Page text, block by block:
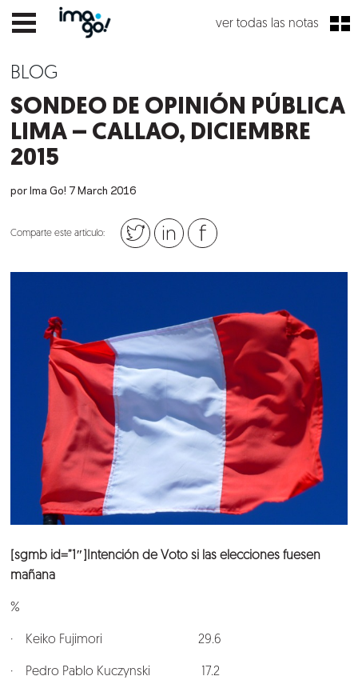
ver todas las notas
BLOG
SONDEO DE OPINIÓN PÚBLICA
LIMA – CALLAO, DICIEMBRE
2015
por Ima Go! 7 March 2016
Comparte este artículo:
[sgmb id=”1″]Intención de Voto si las elecciones fuesen
mañana
%
· Keiko Fujimori 29.6
· Pedro Pablo Kuczynski 17.2